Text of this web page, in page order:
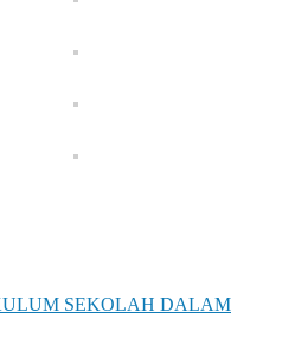
SEKOLAH DALAM